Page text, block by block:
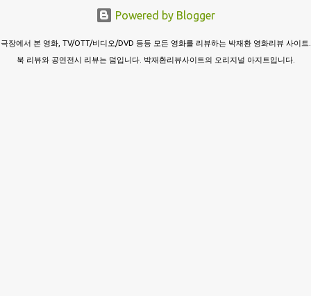
Powered by Blogger
극장에서 본 영화, TV/OTT/비디오/DVD 등등 모든 영화를 리뷰하는 박재환 영화리뷰 사이트.
북 리뷰와 공연전시 리뷰는 덤입니다. 박재환리뷰사이트의 오리지널 아지트입니다.